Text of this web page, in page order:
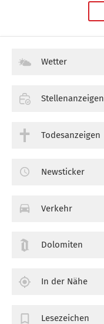
Wetter
Stellenanzeigen
Todesanzeigen
Newsticker
Verkehr
Dolomiten
In der Nähe
Lesezeichen